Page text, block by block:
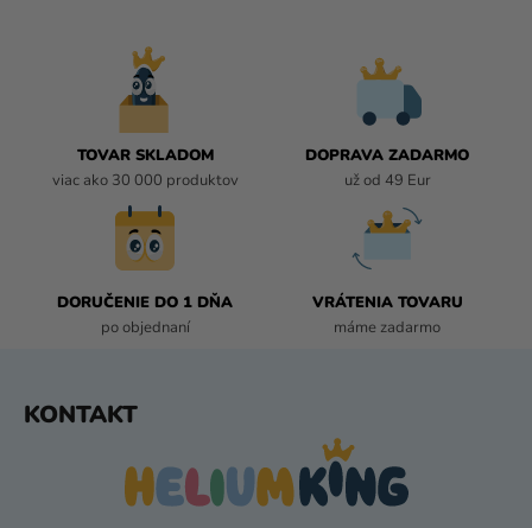
TOVAR SKLADOM
viac ako 30 000 produktov
DOPRAVA ZADARMO
už od 49 Eur
DORUČENIE DO 1 DŇA
po objednaní
VRÁTENIA TOVARU
máme zadarmo
KONTAKT